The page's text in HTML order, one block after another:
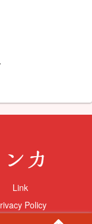
Link
Policy